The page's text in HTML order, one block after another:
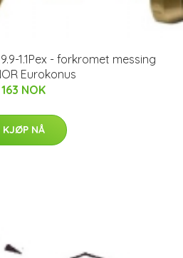
1.1Pex - forkromet messing
Eurokonus
163 NOK
KJØP NÅ